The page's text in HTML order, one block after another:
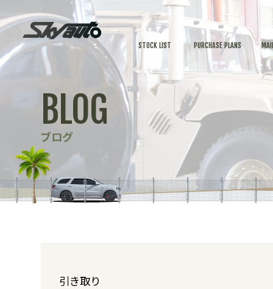
STOCK LIST PURCHASE PLANS
BLOG
ブログ
引き取り